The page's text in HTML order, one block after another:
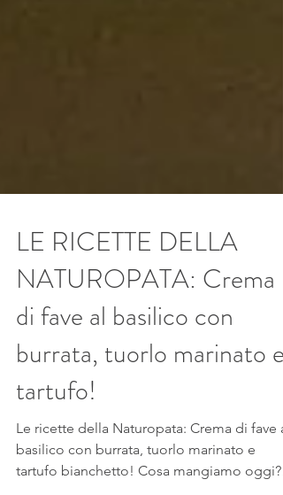
LE RICETTE DELLA
NATUROPATA: Crema
di fave al basilico con
burrata, tuorlo marinato e
tartufo!